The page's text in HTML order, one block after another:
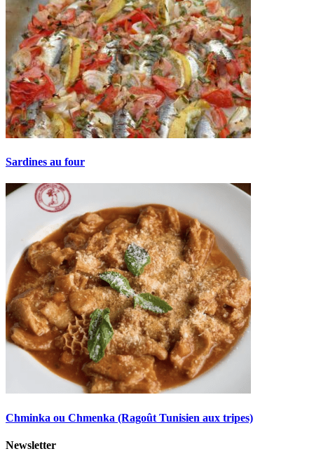
Sardines au four
Chminka ou Chmenka (Ragoût Tunisien aux tripes)
Newsletter